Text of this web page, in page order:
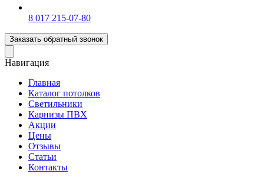
‎8 017 215-07-80
Заказать обратный звонок
Навигация
Главная
Каталог потолков
Светильники
Карнизы ПВХ
Акции
Цены
Отзывы
Статьи
Контакты